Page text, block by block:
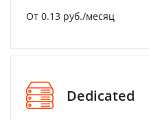
От 0.13 руб./месяц
Dedicated